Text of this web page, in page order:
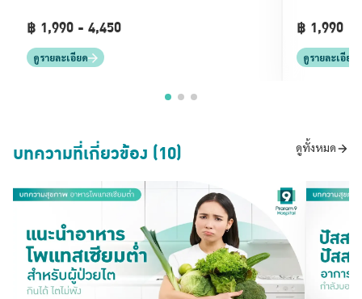
฿ 1,990 - 4,450
ดูรายละเอียด
฿ 1,990
ดูรายละเอียด
บทความที่เกี่ยวข้อง (10) ดูทั้งหมด